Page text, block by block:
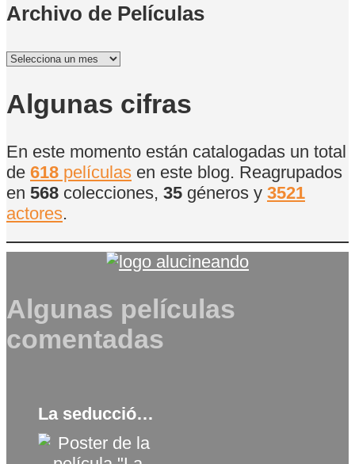
Archivo de Películas
Archivo
Películas
Algunas cifras
En este momento están catalogadas un total
de 618 películas en este blog. Reagrupados
en 568 colecciones, 35 géneros y 3521
actores.
Algunas películas
comentadas
La seducción (2017)